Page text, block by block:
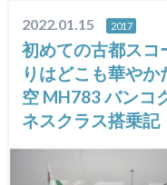
2022.01.15 2017
初めての古都スコ
りはどこも華や
空 MH783 バンコ
ネスクラス搭乗記